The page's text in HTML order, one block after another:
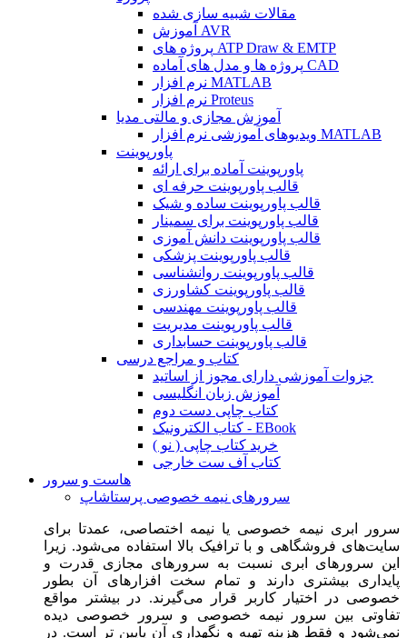
مقالات شبیه سازی شده
آموزش AVR
پروژه های ATP Draw & EMTP
پروژه ها و مدل های آماده CAD
نرم افزار MATLAB
نرم افزار Proteus
آموزش مجازی و مالتی مدیا
ویدیوهای آموزشی نرم افزار MATLAB
پاورپوینت
پاورپوینت آماده برای ارائه
قالب پاورپوینت حرفه ای
قالب پاورپوینت ساده و شیک
قالب پاورپوینت برای سمینار
قالب پاورپوینت دانش آموزی
قالب پاورپوینت پزشکی
قالب پاورپوینت روانشناسی
قالب پاورپوینت کشاورزی
قالب پاورپوینت مهندسی
قالب پاورپوینت مدیریت
قالب پاورپوینت حسابداری
کتاب و مراجع درسی
جزوات آموزشی دارای مجوز از اساتید
آموزش زبان انگلیسی
کتاب چاپی دست دوم
کتاب الکترونیک - EBook
خرید کتاب چاپی ( نو )
کتاب آف ست خارجی
هاست و سرور
سرورهای نیمه خصوصی پرستاشاپ
سرور ابری نیمه خصوصی یا نیمه اختصاصی، عمدتا برای
سایت‌های فروشگاهی و با ترافیک بالا استفاده می‌شود. زیرا
این سرورهای ابری نسبت به سرورهای مجازی قدرت و
پایداری بیشتری دارند و تمام سخت افزارهای آن بطور
خصوصی در اختیار کاربر قرار می‌گیرند. در بیشتر مواقع
تفاوتی بین سرور نیمه خصوصی و سرور خصوصی دیده
نمی‌شود و فقط هزینه تهیه و نگهداری آن پایین تر است. در